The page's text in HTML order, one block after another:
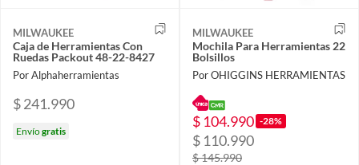
MILWAUKEE
Caja de Herramientas Con
Ruedas Packout 48-22-8427
Por Alphaherramientas
$ 241.990
Envíogratis
MILWAUKEE
Mochila Para Herramientas 22
Bolsillos
Por OHIGGINS HERRAMIENTAS
$ 104.990 -28%
$ 110.990
$ 145.990